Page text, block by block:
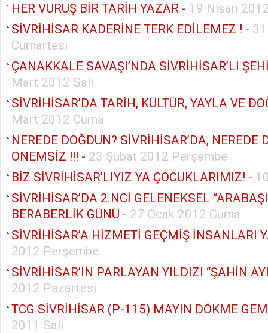
HER VURUŞ BİR TARİH YAZAR - 19 Nisan
SİVRİHİSAR KADERİNE TERK EDİLEMEZ ! -
Cumartesi
ÇANAKKALE SAVAŞI’NDA SİVRİHİSAR’LI
Mart 2012 Salı
SİVRİHİSAR’DA TARİH, KÜLTÜR, YAYLA VE
Mart 2012 Cuma
NEREDE DOĞDUN? SİVRİHİSAR’DA, NEREDE
ÖNEMSİZ !!! - 23 Şubat 2012 Perşembe
BİZ SİVRİHİSAR’LIYIZ YA ÇOCUKLARIMIZ! -
SİVRİHİSAR’DA 2.NCİ GELENEKSEL
BERABERLİK GÜNÜ - 27 Ocak 2012 Cuma
SİVRİHİSAR’A HİZMETİ GEÇMİŞ İNSANLARI
2012 Perşembe
SİVRİHİSAR’IN PARLAYAN YILDIZI “ŞAHİN
2012 Pazartesi
TCG SİVRİHİSAR (P-115) MAYIN DÖKME
2011 Salı